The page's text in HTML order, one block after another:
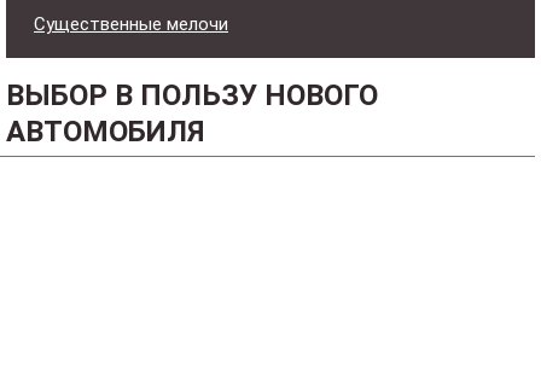
Существенные мелочи
ВЫБОР В ПОЛЬЗУ НОВОГО
АВТОМОБИЛЯ